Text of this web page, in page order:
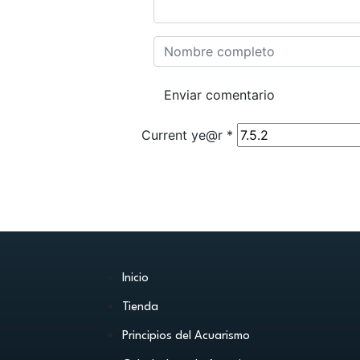
Current ye@r *
Inicio
Tienda
Principios del Acuarismo